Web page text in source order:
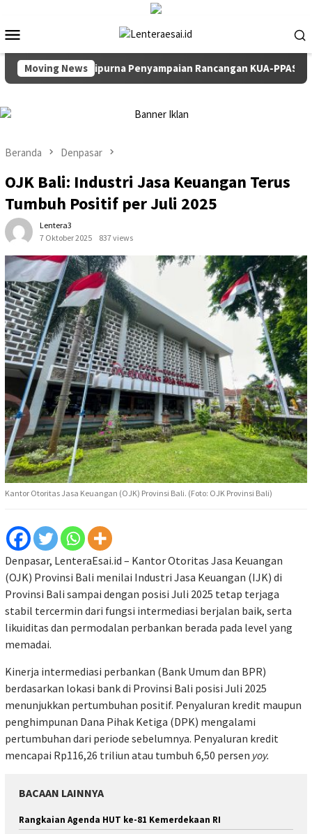
konten
Mobile
Moving News
Paripurna Penyampaian Rancangan KUA-PPAS TA 2027
Beranda Denpasar
OJK Bali: Industri Jasa Keuangan Terus
Tumbuh Positif per Juli 2025
Lentera3
7 Oktober 2025
837 views
Kantor Otoritas Jasa Keuangan (OJK) Provinsi Bali. (Foto: OJK Provinsi Bali)
Denpasar, LenteraEsai.id – Kantor Otoritas Jasa Keuangan
(OJK) Provinsi Bali menilai Industri Jasa Keuangan (IJK) di
Provinsi Bali sampai dengan posisi Juli 2025 tetap terjaga
stabil tercermin dari fungsi intermediasi berjalan baik, serta
likuiditas dan permodalan perbankan berada pada level yang
memadai.
Kinerja intermediasi perbankan (Bank Umum dan BPR)
berdasarkan lokasi bank di Provinsi Bali posisi Juli 2025
menunjukkan pertumbuhan positif. Penyaluran kredit maupun
penghimpunan Dana Pihak Ketiga (DPK) mengalami
pertumbuhan dari periode sebelumnya. Penyaluran kredit
mencapai Rp116,26 triliun atau tumbuh 6,50 persen yoy.
BACAAN LAINNYA
Rangkaian Agenda HUT ke-81 Kemerdekaan RI